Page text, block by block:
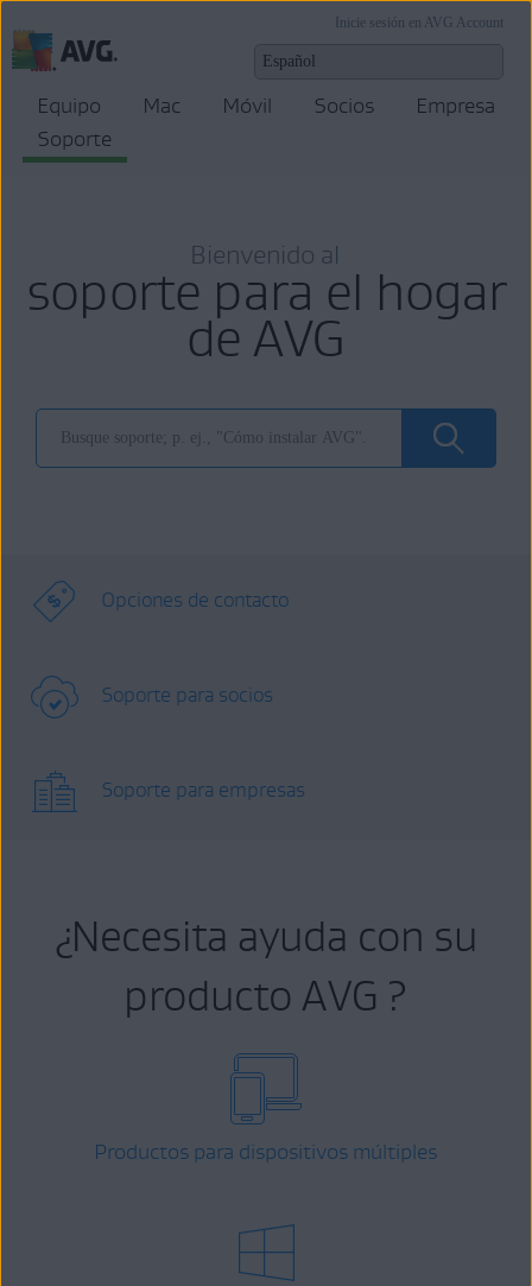
Inicie sesión en AVG Account
Equipo Mac Móvil Socios
Empresa
Soporte
Bienvenido al
soporte para el hogar
de AVG
Opciones de contacto
Soporte para socios
Soporte para empresas
¿Necesita ayuda con su
producto AVG ?
Productos para dispositivos múltiples